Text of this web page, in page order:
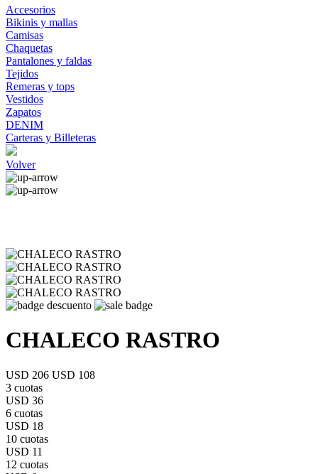
Accesorios
Bikinis y mallas
Camisas
Chaquetas
Pantalones y faldas
Tejidos
Remeras y tops
Vestidos
Zapatos
DENIM
Carteras y Billeteras
Volver
CHALECO RASTRO
USD 206 USD 108
3 cuotas
USD 36
6 cuotas
USD 18
10 cuotas
USD 11
12 cuotas